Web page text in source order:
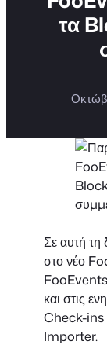
τα
Σε αυτή τη
στο νέο
και στις
Check-ins
Importer.